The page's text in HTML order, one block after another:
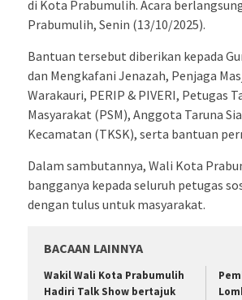
di Kota Prabumulih. Acara
Prabumulih, Senin (13/10/2025).
Bantuan tersebut diberikan kepada
dan Mengkafani Jenazah, Penjaga
Warakauri, PERIP & PIVERI, Petugas
Masyarakat (PSM), Anggota Taruna
Kecamatan (TKSK), serta bantuan
Dalam sambutannya, Wali Kota
bangganya kepada seluruh petugas
dengan tulus untuk masyarakat.
BACAAN LAINNYA
Wakil Wali Kota Prabumulih
Hadiri Talk Show bertajuk